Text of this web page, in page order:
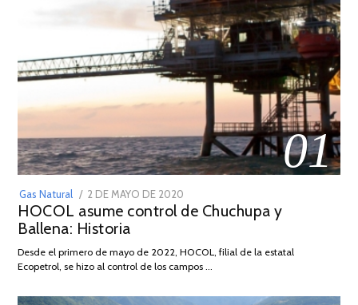
01
Gas Natural
POSTED
ON
2 DE MAYO DE 2020
DE
2026
HOCOL asume control de Chuchupa y
Ballena: Historia
Desde el primero de mayo de 2022, HOCOL, filial de la estatal
Ecopetrol, se hizo al control de los campos …